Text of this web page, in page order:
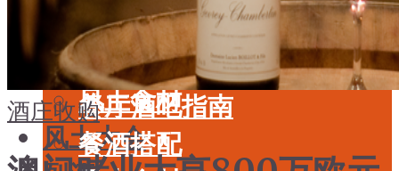
餐厅酒吧指南
餐酒搭配
风土食材
风土大会
品鉴专栏
美食
餐厅酒吧指南
餐酒搭配
酒庄收购